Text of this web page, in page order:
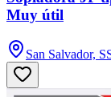
Muy útil
San Salvador,